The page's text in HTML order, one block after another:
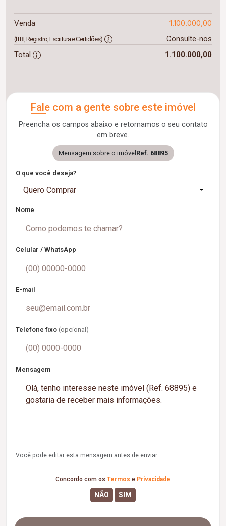
Venda 1.100.000,00
(ITBI, Registro, Escritura e Certidões)
Consulte-nos
Total
1.100.000,00
Fale com a gente sobre este imóvel
Preencha os campos abaixo e retornamos o seu contato
em breve.
Mensagem sobre o imóvelRef. 68895
O que você deseja?
Quero Comprar
Nome
Celular / WhatsApp
E-mail
Telefone fixo (opcional)
Mensagem
Você pode editar esta mensagem antes de enviar.
Concordo com os Termos e Privacidade